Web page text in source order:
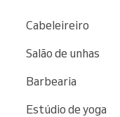
Cabeleireiro
Salão de unhas
Barbearia
Estúdio de yoga